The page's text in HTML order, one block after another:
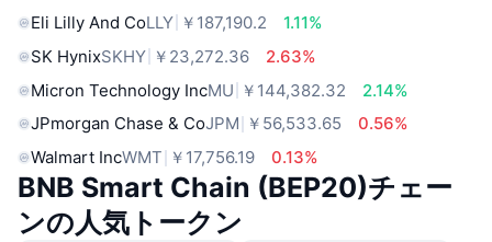
Eli Lilly And CoLLY ￥187,190.2
1.11%
SK HynixSKHY ￥23,272.36
2.63%
Micron Technology IncMU ￥144,382.32
2.14%
JPmorgan Chase & CoJPM ￥56,533.65
0.56%
Walmart IncWMT ￥17,756.19 0.13%
BNB Smart Chain (BEP20)チェー
ンの人気トークン